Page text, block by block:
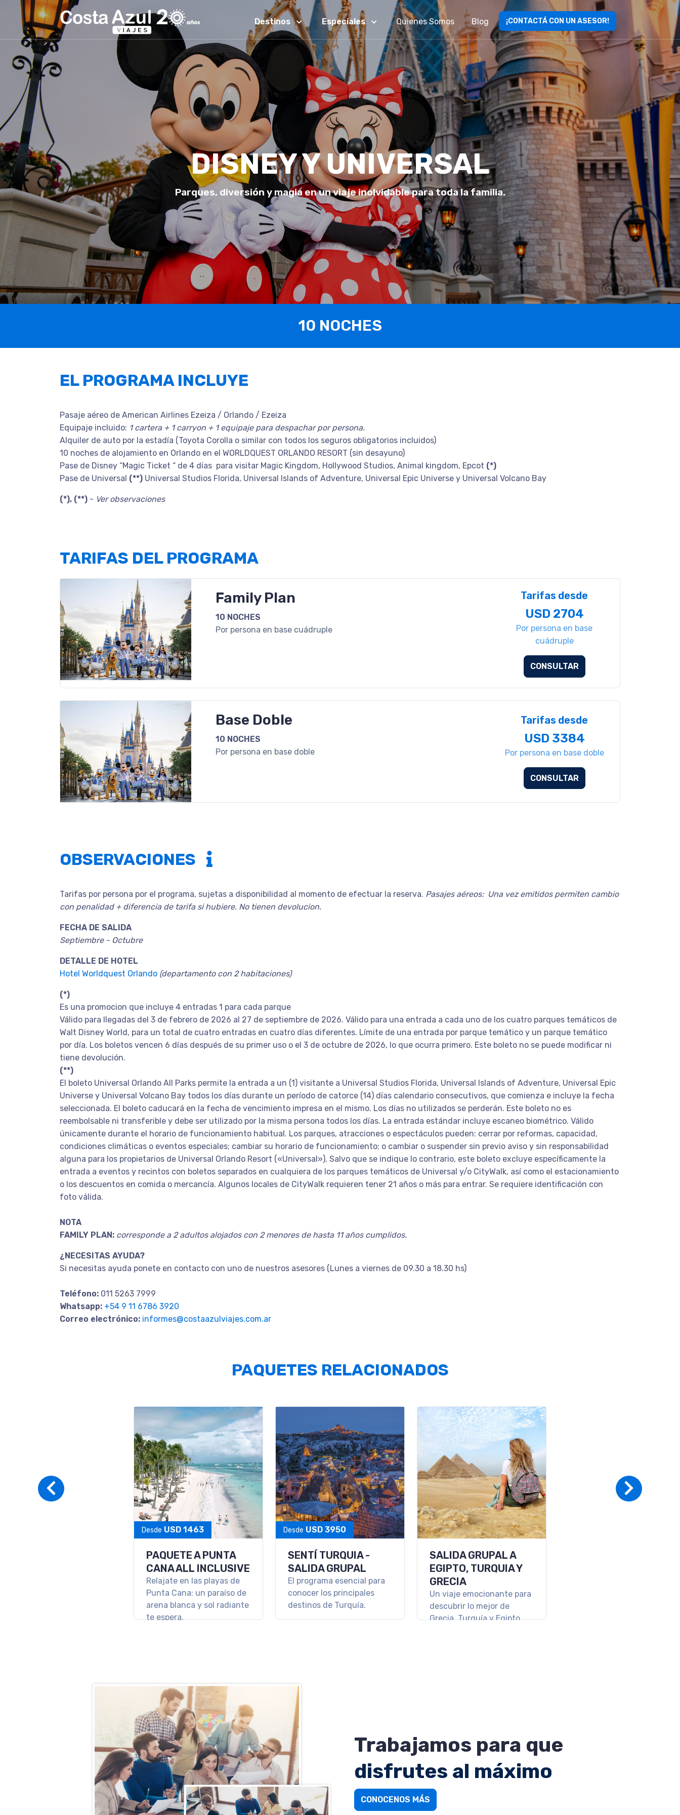
Destinos Especiales Quienes Somos Blog ¡CONTACTÁ CON UN ASESOR!
DISNEY Y UNIVERSAL
Parques, diversión y magia en un viaje inolvidable para toda la familia.
10 NOCHES
EL PROGRAMA INCLUYE
Pasaje aéreo de American Airlines Ezeiza / Orlando / Ezeiza
Equipaje incluido: 1 cartera + 1 carryon + 1 equipaje para despachar por persona.
Alquiler de auto por la estadía (Toyota Corolla o similar con todos los seguros obligatorios incluidos)
10 noches de alojamiento en Orlando en el WORLDQUEST ORLANDO RESORT (sin desayuno)
Pase de Disney “Magic Ticket “ de 4 días para visitar Magic Kingdom, Hollywood Studios, Animal kingdom, Epcot (*)
Pase de Universal (**) Universal Studios Florida, Universal Islands of Adventure, Universal Epic Universe y Universal Volcano Bay
(*), (**) - Ver observaciones
TARIFAS DEL PROGRAMA
Family Plan
10 NOCHES
Por persona en base cuádruple
Tarifas desde
USD 2704
Por persona en base
cuádruple
CONSULTAR
Base Doble
10 NOCHES
Por persona en base doble
Tarifas desde
USD 3384
Por persona en base doble
CONSULTAR
OBSERVACIONES
Tarifas por persona por el programa, sujetas a disponibilidad al momento de efectuar la reserva. Pasajes aéreos: Una vez emitidos permiten cambio
con penalidad + diferencia de tarifa si hubiere. No tienen devolucion.
FECHA DE SALIDA
Septiembre - Octubre
DETALLE DE HOTEL
Hotel Worldquest Orlando (departamento con 2 habitaciones)
(*)
Es una promocion que incluye 4 entradas 1 para cada parque
Válido para llegadas del 3 de febrero de 2026 al 27 de septiembre de 2026. Válido para una entrada a cada uno de los cuatro parques temáticos de
Walt Disney World, para un total de cuatro entradas en cuatro días diferentes. Límite de una entrada por parque temático y un parque temático
por día. Los boletos vencen 6 días después de su primer uso o el 3 de octubre de 2026, lo que ocurra primero. Este boleto no se puede modificar ni
tiene devolución.
(**)
El boleto Universal Orlando All Parks permite la entrada a un (1) visitante a Universal Studios Florida, Universal Islands of Adventure, Universal Epic
Universe y Universal Volcano Bay todos los días durante un período de catorce (14) días calendario consecutivos, que comienza e incluye la fecha
seleccionada. El boleto caducará en la fecha de vencimiento impresa en el mismo. Los días no utilizados se perderán. Este boleto no es
reembolsable ni transferible y debe ser utilizado por la misma persona todos los días. La entrada estándar incluye escaneo biométrico. Válido
únicamente durante el horario de funcionamiento habitual. Los parques, atracciones o espectáculos pueden: cerrar por reformas, capacidad,
condiciones climáticas o eventos especiales; cambiar su horario de funcionamiento; o cambiar o suspender sin previo aviso y sin responsabilidad
alguna para los propietarios de Universal Orlando Resort («Universal»). Salvo que se indique lo contrario, este boleto excluye específicamente la
entrada a eventos y recintos con boletos separados en cualquiera de los parques temáticos de Universal y/o CityWalk, así como el estacionamiento
o los descuentos en comida o mercancía. Algunos locales de CityWalk requieren tener 21 años o más para entrar. Se requiere identificación con
foto válida.
NOTA
FAMILY PLAN: corresponde a 2 adultos alojados con 2 menores de hasta 11 años cumplidos.
¿NECESITAS AYUDA?
Si necesitas ayuda ponete en contacto con uno de nuestros asesores (Lunes a viernes de 09.30 a 18.30 hs)
Teléfono: 011 5263 7999
Whatsapp: +54 9 11 6786 3920
Correo electrónico: informes@costaazulviajes.com.ar
PAQUETES RELACIONADOS
PAQUETE A SAMANA
Disfruta de una semana
soñada en las cálidas
aguas del Caribe.
LA HABANA, CAYO
GUILLERMO &
VARADERO
Descanso y relax en las
playas de Cuba
PAQUETE A PLAYA
DEL CARMEN
Disfruta tus vacaciones en
los mejores resorts de
Riviera Maya
Trabajamos para que
disfrutes al máximo
CONOCENOS MÁS